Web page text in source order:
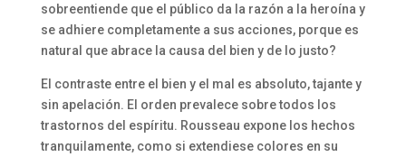
sobreentiende que el público da la razón a la heroína y
se adhiere completamente a sus acciones, porque es
natural que abrace la causa del bien y de lo justo?
El contraste entre el bien y el mal es absoluto, tajante y
sin apelación. El orden prevalece sobre todos los
trastornos del espíritu. Rousseau expone los hechos
tranquilamente, como si extendiese colores en su